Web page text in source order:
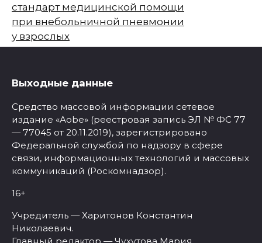
стандарт медицинской помощи
при внебольничной пневмонии
у взрослых
Выходные данные
Средство массовой информации сетевое
издание «Aobe» (реестровая запись ЭЛ № ФС 77
— 77045 от 20.11.2019), зарегистрировано
Федеральной службой по надзору в сфере
связи, информационных технологий и массовых
коммуникаций (Роскомнадзор).
16+
Учредитель — Харитонов Константин
Николаевич.
Главный редактор — Чухутова Мария